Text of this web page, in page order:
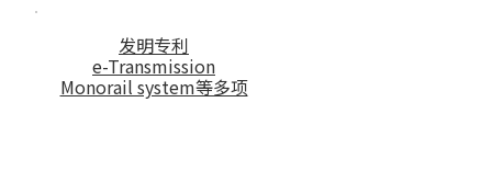
发明专利
e-Transmission
Monorail system等多项